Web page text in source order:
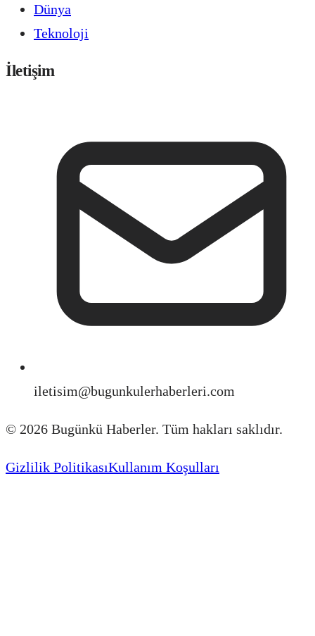
Dünya
Teknoloji
İletişim
iletisim@bugunkulerhaberleri.com
© 2026 Bugünkü Haberler. Tüm hakları saklıdır.
Gizlilik PolitikasıKullanım Koşulları